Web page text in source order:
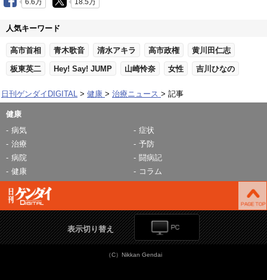
6.6万 18.5万
人気キーワード
高市首相 青木歌音 清水アキラ 高市政権 黄川田仁志
板東英二 Hey! Say! JUMP 山崎怜奈 女性 吉川ひなの
日刊ゲンダイDIGITAL 健康 治療ニュース 記事
健康
病気
症状
治療
予防
病院
闘病記
健康
コラム
表示切り替え
（C）Nikkan Gendai